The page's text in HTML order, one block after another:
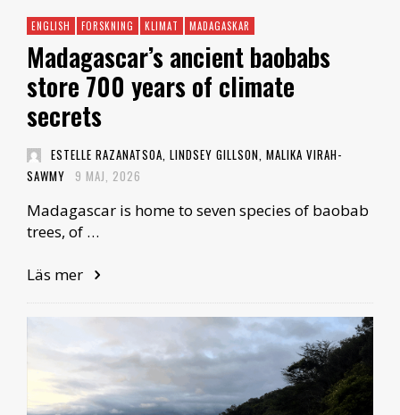
ENGLISH FORSKNING KLIMAT MADAGASKAR
Madagascar’s ancient baobabs
store 700 years of climate
secrets
ESTELLE RAZANATSOA, LINDSEY GILLSON, MALIKA VIRAH-
SAWMY
9 MAJ, 2026
Madagascar is home to seven species of baobab
trees, of …
Läs mer